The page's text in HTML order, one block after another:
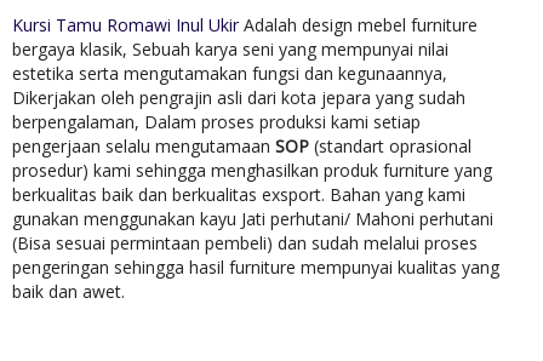
Kursi Tamu Romawi Inul UkirAdalah design mebel furniture
bergaya klasik, Sebuah karya seni yang mempunyai nilai
estetika serta mengutamakan fungsi dan kegunaannya,
Dikerjakan oleh pengrajin asli dari kota jepara yang sudah
berpengalaman, Dalam proses produksi kami setiap
pengerjaan selalu mengutamaan SOP (standart oprasional
prosedur) kami sehingga menghasilkan produk furniture yang
berkualitas baik dan berkualitas exsport. Bahan yang kami
gunakan menggunakan kayu Jati perhutani/ Mahoni perhutani
(Bisa sesuai permintaan pembeli) dan sudah melalui proses
pengeringan sehingga hasil furniture mempunyai kualitas yang
baik dan awet.